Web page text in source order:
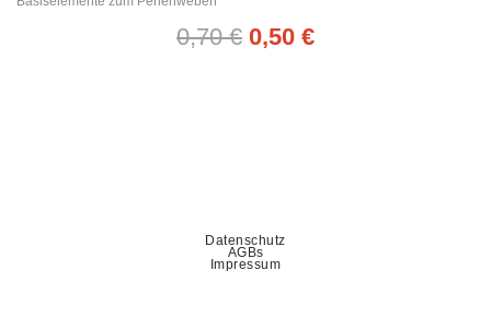
0,70€ 0,50 €
Datenschutz
AGBs
Impressum